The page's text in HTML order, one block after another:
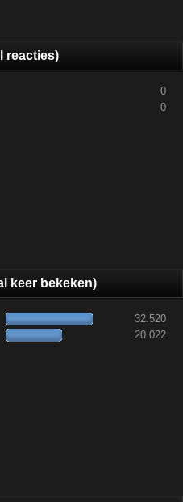
reacties)
0
0
keer bekeken)
32.520
20.022